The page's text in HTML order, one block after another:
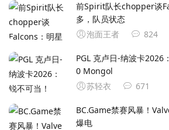
前Spirit队长chopper谈
多，队员状态
泡面王者
824
PGL 克卢日-纳波卡
0 Mongol
苏轻衣
671
‌BC.Game禁赛风暴！
爆电